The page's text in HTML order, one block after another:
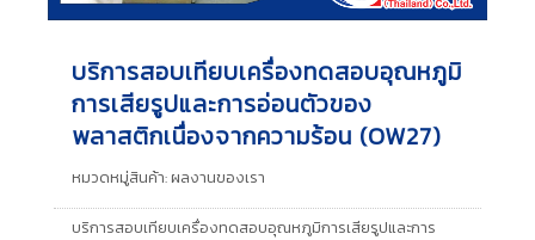
บริการสอบเทียบเครื่องทดสอบอุณหภูมิ
การเสียรูปและการอ่อนตัวของ
พลาสติกเนื่องจากความร้อน (OW27)
หมวดหมู่สินค้า: ผลงานของเรา
บริการสอบเทียบเครื่องทดสอบอุณหภูมิการเสียรูปและการ